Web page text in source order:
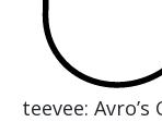
teevee: